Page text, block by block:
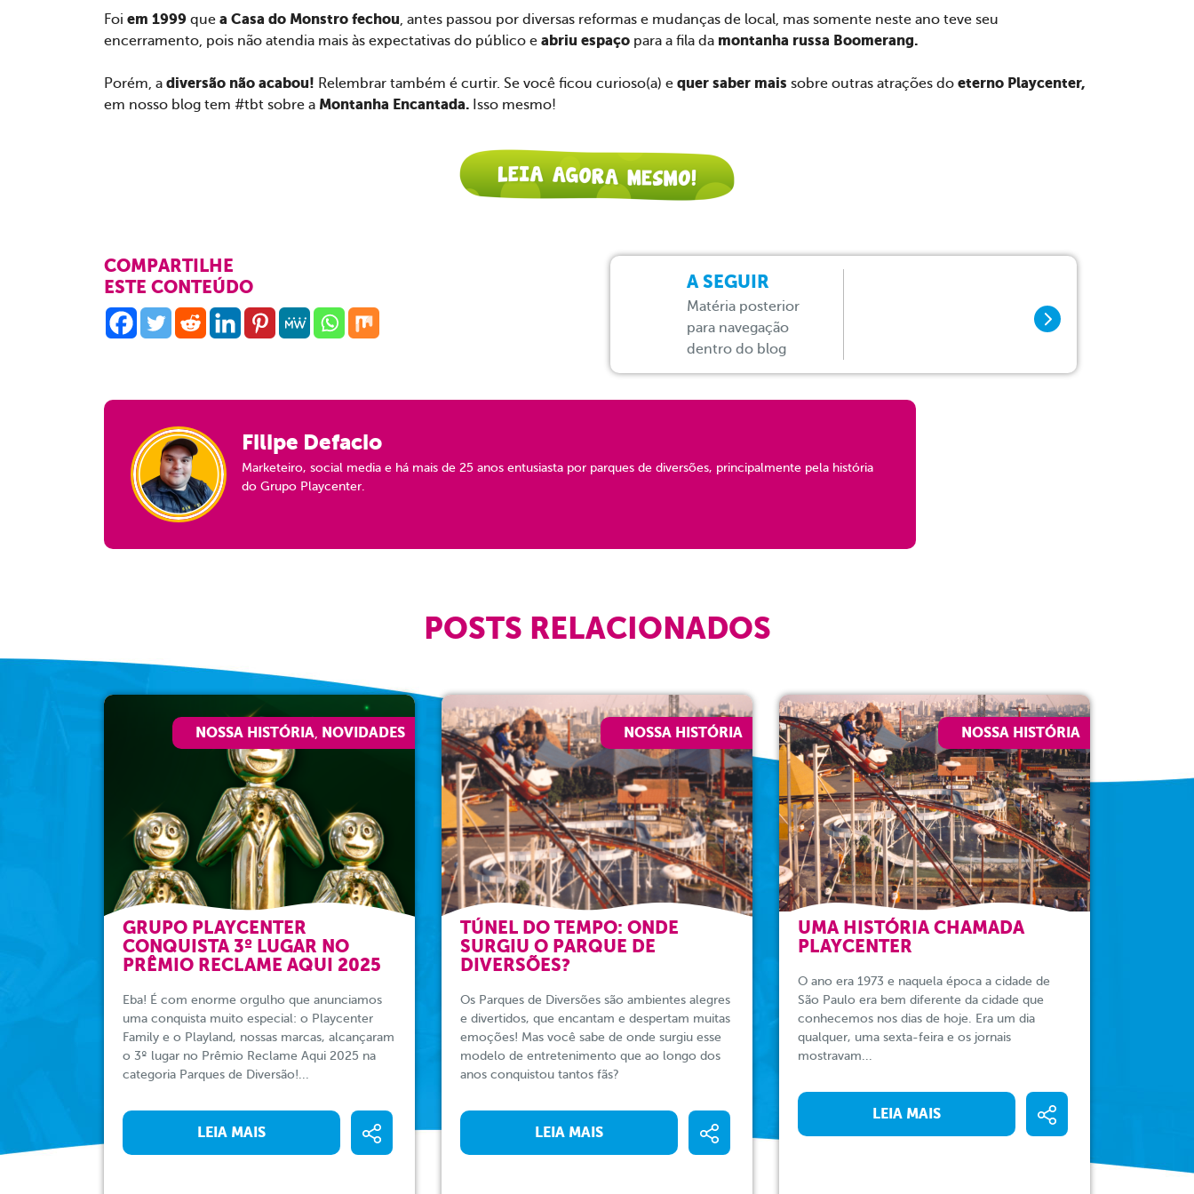
Foi em 1999 que a Casa do Monstro fechou, antes passou por diversas reformas e mudanças de local, mas somente neste ano teve seu
encerramento, pois não atendia mais às expectativas do público e abriu espaço para a fila da montanha russa Boomerang.
Porém, a diversão não acabou! Relembrar também é curtir. Se você ficou curioso(a) e quer saber mais sobre outras atrações do eterno Playcenter,
em nosso blog tem #tbt sobre a Montanha Encantada. Isso mesmo!
COMPARTILHE
ESTE CONTEÚDO
A SEGUIR
Matéria posterior
para navegação
dentro do blog
Filipe Defacio
Marketeiro, social media e há mais de 25 anos entusiasta por parques de diversões, principalmente pela história
do Grupo Playcenter.
POSTS RELACIONADOS
NOSSA HISTÓRIA, NOVIDADES
GRUPO PLAYCENTER
CONQUISTA 3º LUGAR NO
PRÊMIO RECLAME AQUI 2025
Eba! É com enorme orgulho que anunciamos
uma conquista muito especial: o Playcenter
Family e o Playland, nossas marcas, alcançaram
o 3º lugar no Prêmio Reclame Aqui 2025 na
categoria Parques de Diversão!...
LEIA MAIS
NOSSA HISTÓRIA
TÚNEL DO TEMPO: ONDE
SURGIU O PARQUE DE
DIVERSÕES?
Os Parques de Diversões são ambientes alegres
e divertidos, que encantam e despertam muitas
emoções! Mas você sabe de onde surgiu esse
modelo de entretenimento que ao longo dos
anos conquistou tantos fãs?
LEIA MAIS
NOSSA HISTÓRIA
UMA HISTÓRIA CHAMADA
PLAYCENTER
O ano era 1973 e naquela época a cidade de
São Paulo era bem diferente da cidade que
conhecemos nos dias de hoje. Era um dia
qualquer, uma sexta-feira e os jornais
mostravam...
LEIA MAIS